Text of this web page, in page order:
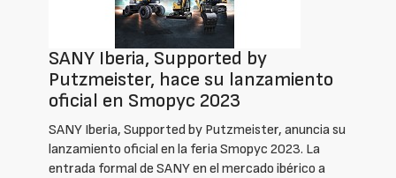
SANY Iberia, Supported by
Putzmeister, hace su lanzamiento
oficial en Smopyc 2023
SANY Iberia, Supported by Putzmeister, anuncia su
lanzamiento oficial en la feria Smopyc 2023. La
entrada formal de SANY en el mercado ibérico a